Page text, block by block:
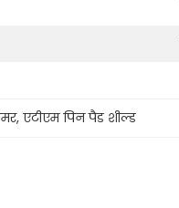
, एटीएम पिन पैड शील्ड